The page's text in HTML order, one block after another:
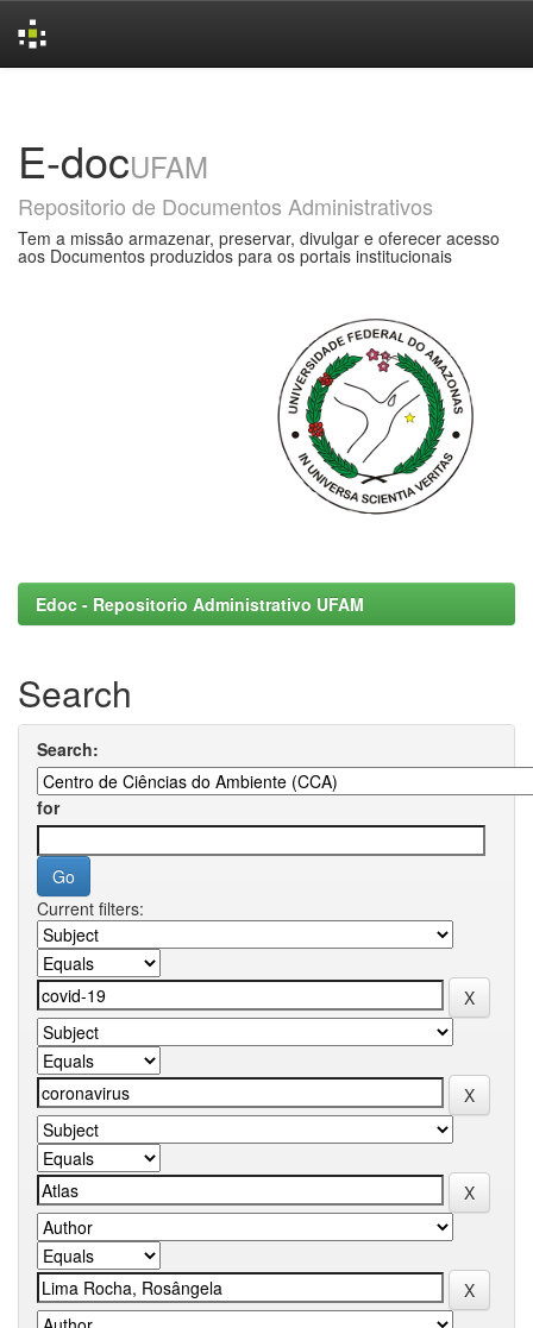
E-docUFAM
Repositorio de Documentos Administrativos
Tem a missão armazenar, preservar, divulgar e oferecer acesso
aos Documentos produzidos para os portais institucionais
Edoc - Repositorio Administrativo UFAM
Search
Search:
for
Current filters: